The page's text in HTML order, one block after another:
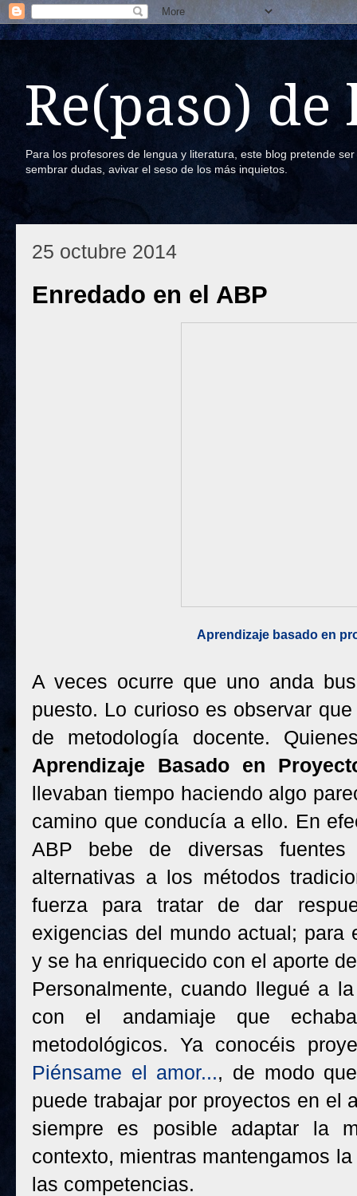
Re(paso) de
Para los profesores de lengua y literatura, este blog pretende
sembrar dudas, avivar el seso de los más inquietos.
25 octubre 2014
Enredado en el ABP
Aprendizaje basado en
A veces ocurre que uno anda
puesto. Lo curioso es observar
de metodología docente.
Aprendizaje Basado en
llevaban tiempo haciendo algo
camino que conducía a ello. En
ABP bebe de diversas
alternativas a los métodos
fuerza para tratar de dar
exigencias del mundo actual;
y se ha enriquecido con el aporte
Personalmente, cuando llegué a
con el andamiaje que
metodológicos. Ya conocéis
Piénsame el amor..., de modo
puede trabajar por proyectos en el
siempre es posible adaptar la
contexto, mientras mantengamos
las competencias.